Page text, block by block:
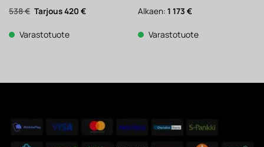
538€ Alkuperäinen
hinta
538 €.
420 €Nykyinen
Varastotuote
Alkaen: 1 173 €
Varastotuote